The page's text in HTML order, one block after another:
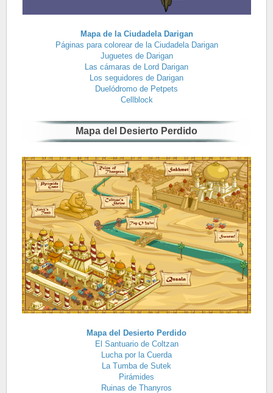
Mapa de la Ciudadela Darigan
Páginas para colorear de la Ciudadela Darigan
Juguetes de Darigan
Las cámaras de Lord Darigan
Los seguidores de Darigan
Duelódromo de Petpets
Cellblock
Mapa del Desierto Perdido
Mapa del Desierto Perdido
El Santuario de Coltzan
Lucha por la Cuerda
La Tumba de Sutek
Pirámides
Ruinas de Thanyros